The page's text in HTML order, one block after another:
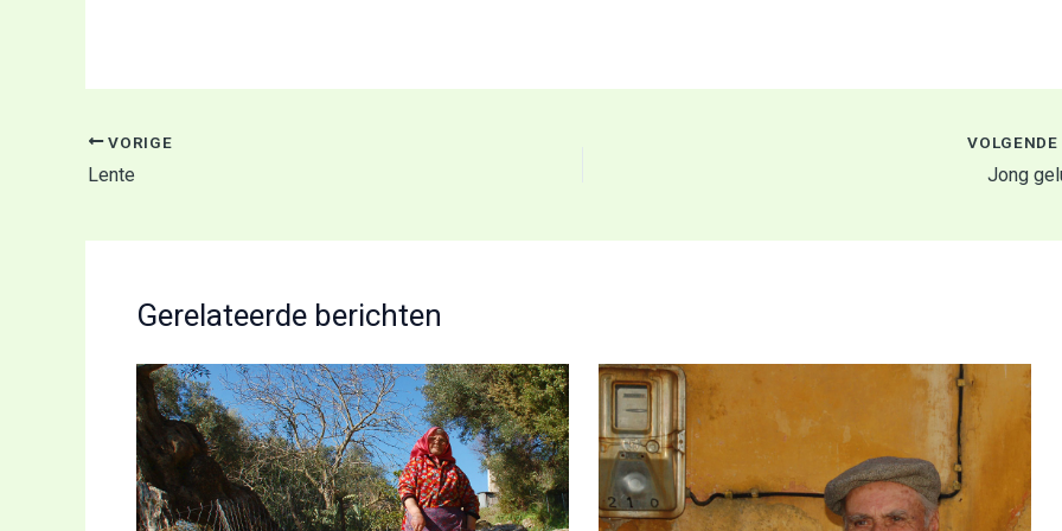
VORIGE
Lente
VOLGENDE
Jong
Gerelateerde berichten